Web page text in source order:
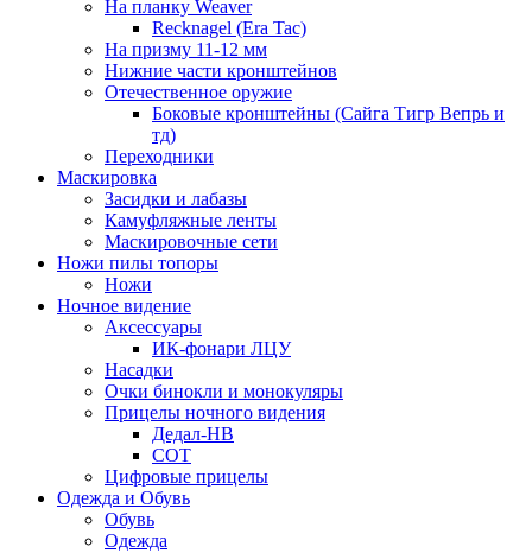
На планку Weaver
Recknagel (Era Tac)
На призму 11-12 мм
Нижние части кронштейнов
Отечественное оружие
Боковые кронштейны (Сайга Тигр Вепрь и
тд)
Переходники
Маскировка
Засидки и лабазы
Камуфляжные ленты
Маскировочные сети
Ножи пилы топоры
Ножи
Ночное видение
Аксессуары
ИК-фонари ЛЦУ
Насадки
Очки бинокли и монокуляры
Прицелы ночного видения
Дедал-НВ
СОТ
Цифровые прицелы
Одежда и Обувь
Обувь
Одежда